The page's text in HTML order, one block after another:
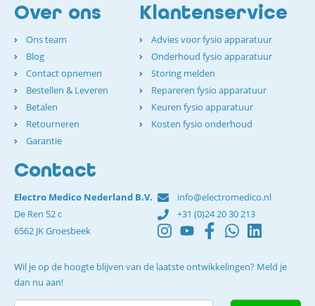
Over ons
Ons team
Blog
Contact opnemen
Bestellen & Leveren
Betalen
Retourneren
Garantie
Klantenservice
Advies voor fysio apparatuur
Onderhoud fysio apparatuur
Storing melden
Repareren fysio apparatuur
Keuren fysio apparatuur
Kosten fysio onderhoud
Contact
Electro Medico Nederland B.V.
De Ren 52 c
6562 JK Groesbeek
info@electromedico.nl
+31 (0)24 20 30 213
Wil je op de hoogte blijven van de laatste ontwikkelingen? Meld je
dan nu aan!